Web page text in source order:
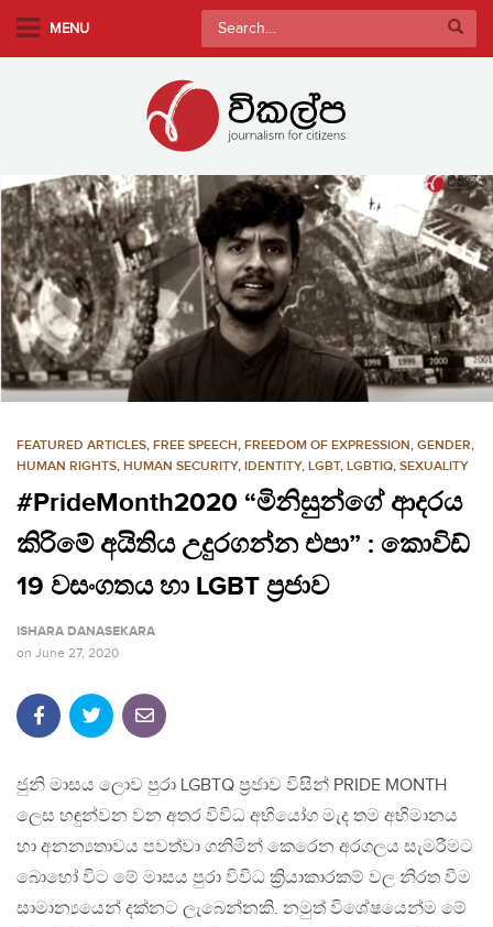
a
i
n
c
o
n
t
e
MENU
Search
for:
FEATURED ARTICLES, FREE SPEECH, FREEDOM OF EXPRESSION, GENDER,
HUMAN RIGHTS, HUMAN SECURITY, IDENTITY, LGBT, LGBTIQ, SEXUALITY
#PrideMonth2020 “මිනිසුන්ගේ ආදරය
කිරිමේ අයිතිය උදුරගන්න එපා” : කොවිඩ්
19 වසංගතය හා LGBT ප්‍රජාව
ISHARA DANASEKARA
on June 27, 2020
ජුනි මාසය ලොව පුරා LGBTQ ප්‍රජාව විසින් PRIDE MONTH
ලෙස හඳුන්වන වන අතර විවිධ අභියෝග මැද තම අභිමානය
හා අනන්‍යතාවය පවත්වා ගනිමින් කෙරෙන අරගලය සැමරීමට
බොහෝ විට මේ මාසය පුරා විවිධ ක්‍රියාකාරකම් වල නිරත වීම
සාමාන්‍යයෙන් දක්නට ලැබෙන්නකි. නමුත් විශේෂයෙන්ම මේ